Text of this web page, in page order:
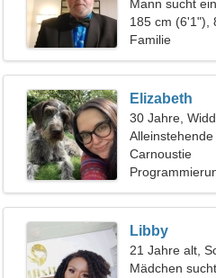
Mann sucht
185 cm (6'1"),
Familie
Elizabeth
30 Jahre,
Carnoustie
Libby
21 Jahre alt,
Mädchen